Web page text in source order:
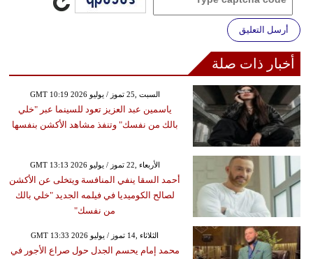
أرسل التعليق
أخبار ذات صلة
GMT 10:19 2026 السبت ,25 تموز / يوليو
ياسمين عبد العزيز تعود للسينما عبر "خلي
بالك من نفسك" وتنفذ مشاهد الأكشن بنفسها
GMT 13:13 2026 الأربعاء ,22 تموز / يوليو
أحمد السقا ينفي المنافسة ويتخلى عن الأكشن
لصالح الكوميديا في فيلمه الجديد "خلي بالك
من نفسك"
GMT 13:33 2026 الثلاثاء ,14 تموز / يوليو
محمد إمام يحسم الجدل حول صراع الأجور في